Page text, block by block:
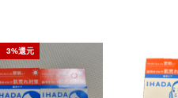
3%還元